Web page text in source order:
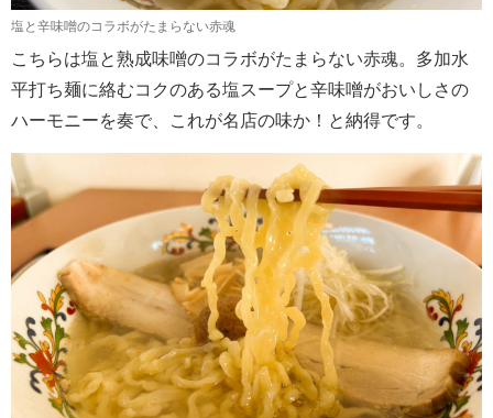
塩と辛味噌のコラボがたまらない赤魂
こちらは塩と熟成味噌のコラボがたまらない赤魂。多加水
平打ち麺に絡むコクのある塩スープと辛味噌がおいしさの
ハーモニーを奏で、これが名店の味か！と納得です。